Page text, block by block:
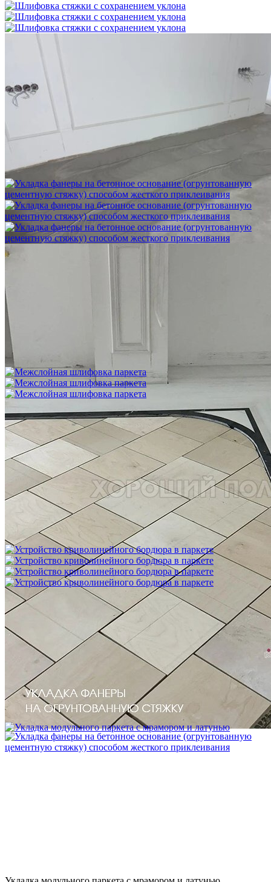
Шлифовка стяжки с сохранением уклона
1 500 ₽
Укладка фанеры на бетонное основание (огрунтованную
цементную стяжку) способом жесткого приклеивания
750 ₽
Межслойная шлифовка паркета
1 200 ₽
Устройство криволинейного бордюра в паркете
2 500 ₽